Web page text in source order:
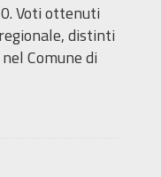
Voti ottenuti
distinti
Comune di